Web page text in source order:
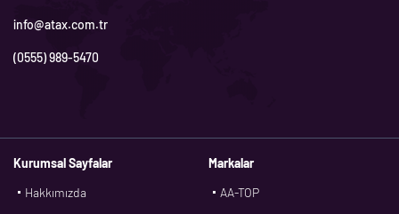
info@atax.com.tr
(0555) 989-5470
Kurumsal Sayfalar
Hakkımızda
Markalar
AA-TOP